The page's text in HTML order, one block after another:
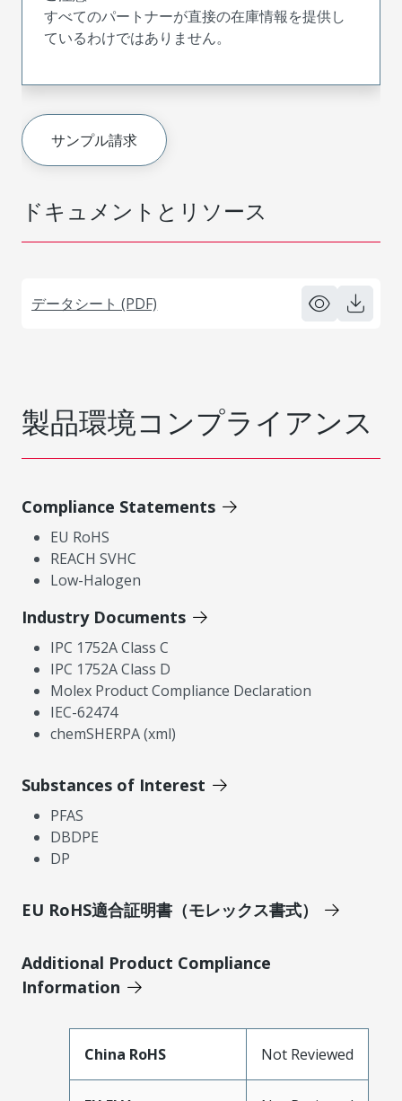
ドキュメントとリソース
データシート (PDF)
すべてのパートナーが直接の在庫情報を提供し
ているわけではありません。
サンプル請求
製品環境コンプライアンス
Compliance Statements
EU RoHS
REACH SVHC
Low-Halogen
Industry Documents
IPC 1752A Class C
IPC 1752A Class D
Molex Product Compliance Declaration
IEC-62474
chemSHERPA (xml)
Substances of Interest
PFAS
DBDPE
DP
EU RoHS適合証明書（モレックス書式）
Additional Product Compliance
Information
China RoHS Not Reviewed